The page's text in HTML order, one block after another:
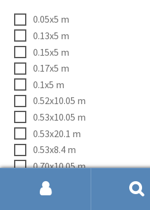
0.05x5 m
0.13x5 m
0.15x5 m
0.17x5 m
0.1x5 m
0.52x10.05 m
0.53x10.05 m
0.53x20.1 m
0.53x8.4 m
0.70x10.05 m
0.7x10.05 m
1.06x21 m